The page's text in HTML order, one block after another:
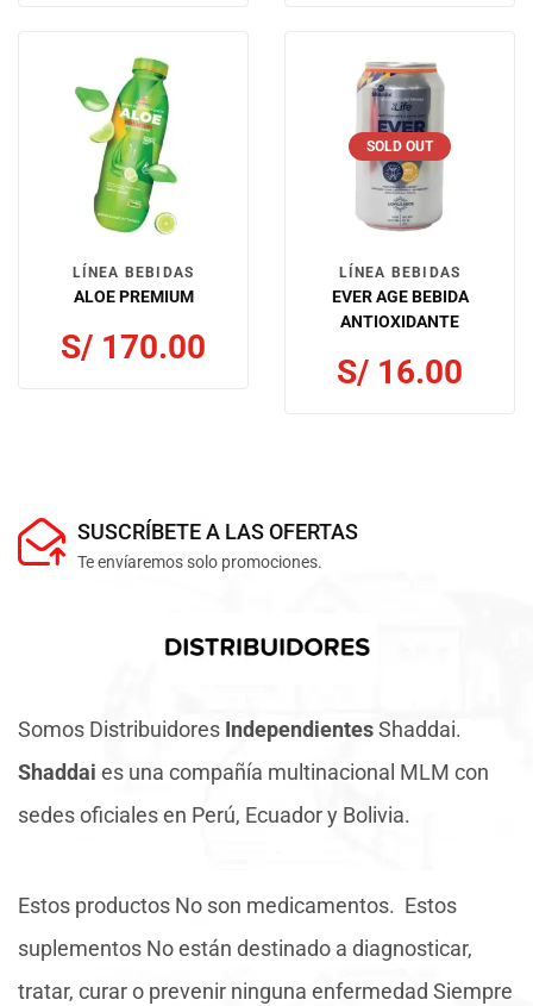
LÍNEA BEBIDAS
ALOE PREMIUM
S/ 170.00
SOLD OUT
LÍNEA BEBIDAS
EVER AGE BEBIDA
ANTIOXIDANTE
S/ 16.00
SUSCRÍBETE A LAS OFERTAS
Te envíaremos solo promociones.
Somos Distribuidores IndependientesShaddai.
Shaddai es una compañía multinacional MLM con
sedes oficiales en Perú, Ecuador y Bolivia.
Estos productos No son medicamentos. Estos
suplementos No están destinado a diagnosticar,
tratar, curar o prevenir ninguna enfermedad Siempre